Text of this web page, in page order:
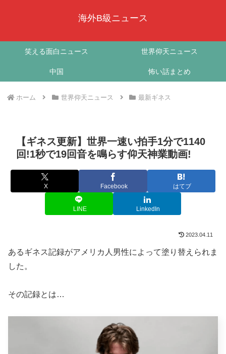
海外B級ニュース
笑える面白ニュース 世界仰天ニュース
中国 怖い話まとめ
ホーム 世界仰天ニュース 最新ギネス
【ギネス更新】世界一速い拍手1分で1140
回!1秒で19回音を鳴らす仰天神業動画!
X Facebook はてブ
LINE LinkedIn
2023.04.11
あるギネス記録がアメリカ人男性によって塗り替えられま
した。
その記録とは…